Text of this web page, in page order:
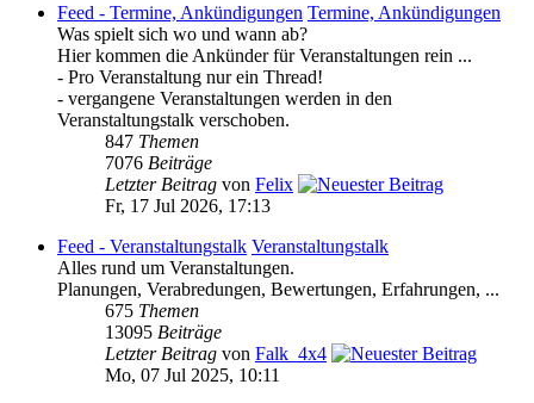
Feed - Termine, Ankündigungen Termine, Ankündigungen
Was spielt sich wo und wann ab?
Hier kommen die Ankünder für Veranstaltungen rein ...
- Pro Veranstaltung nur ein Thread!
- vergangene Veranstaltungen werden in den
Veranstaltungstalk verschoben.
847 Themen
7076 Beiträge
Letzter Beitrag von Felix
Fr, 17 Jul 2026, 17:13
Feed - Veranstaltungstalk Veranstaltungstalk
Alles rund um Veranstaltungen.
Planungen, Verabredungen, Bewertungen, Erfahrungen, ...
675 Themen
13095 Beiträge
Letzter Beitrag von Falk_4x4
Mo, 07 Jul 2025, 10:11